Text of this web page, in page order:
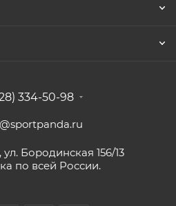
334-50-98
Бородинская 156/13
по всей России.